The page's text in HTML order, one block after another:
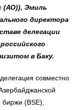
(АО)), Эмиль
директора
делегации
в Баку.
совместно
биржи (BSE),